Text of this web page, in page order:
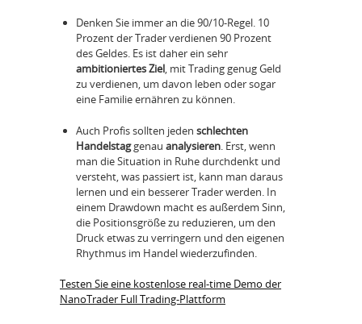
Denken Sie immer an die 90/10-Regel. 10
Prozent der Trader verdienen 90 Prozent
des Geldes. Es ist daher ein sehr
ambitioniertes Ziel, mit Trading genug Geld
zu verdienen, um davon leben oder sogar
eine Familie ernähren zu können.
Auch Profis sollten jeden schlechten
Handelstaggenau analysieren. Erst, wenn
man die Situation in Ruhe durchdenkt und
versteht, was passiert ist, kann man daraus
lernen und ein besserer Trader werden. In
einem Drawdown macht es außerdem Sinn,
die Positionsgröße zu reduzieren, um den
Druck etwas zu verringern und den eigenen
Rhythmus im Handel wiederzufinden.
Testen Sie eine kostenlose real-time Demo der
NanoTrader Full Trading-Plattform